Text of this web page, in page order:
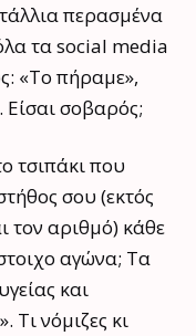
περασμένα
τα social media
«Το πήραμε»,
σοβαρός;
τσιπάκι που
σου (εκτός
τον αριθμό) κάθε
αγώνα; Τα
και
νόμιζες κι